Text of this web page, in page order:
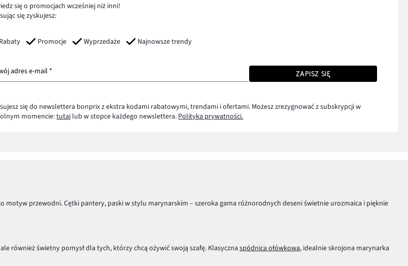
się o promocjach wcześniej niż inni!
się zyskujesz:
Rabaty Promocje Wyprzedaże Najnowsze trendy
adres e-mail * ZAPISZ SIĘ
się do newslettera bonprix z ekstra kodami rabatowymi, trendami i ofertami. Możesz zrezygnować z subskrypcji w
momencie:tutaj lub w stopce każdego newslettera. Polityka prywatności.
motyw przewodni. Cętki pantery, paski w stylu marynarskim – szeroka gama różnorodnych deseni świetnie urozmaica i pięknie
również świetny pomysł dla tych, którzy chcą ożywić swoją szafę. Klasyczna spódnica ołówkowa, idealnie skrojona marynarka